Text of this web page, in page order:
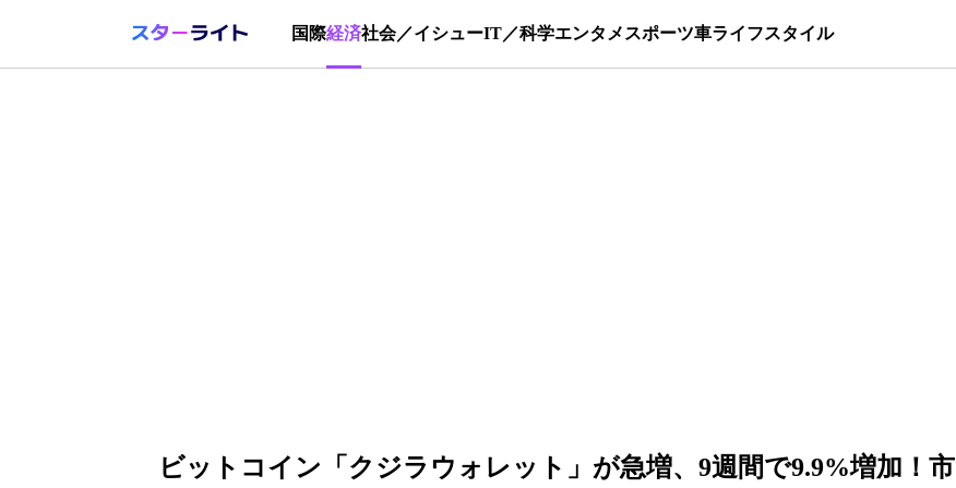
国際経済社会／イシューIT／科学エンタメ スポーツ車ライフスタイル
ビットコイン「クジラウォレット」が急増、9週間で9.9%増加！市